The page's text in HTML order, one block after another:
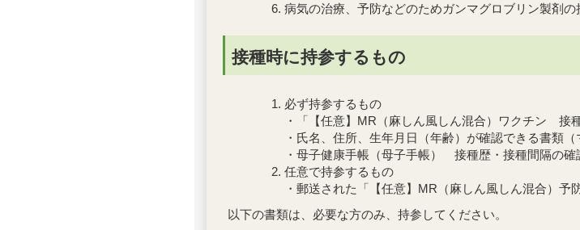
病気の治療、予防などのためガンマグロブリン製剤
接種時に持参するもの
必ず持参するもの
・「【任意】MR（麻しん風しん混合）ワクチン 接
・氏名、住所、生年月日（年齢）が確認できる書類（
・母子健康手帳（母子手帳） 接種歴・接種間隔の確
任意で持参するもの
・郵送された「【任意】MR（麻しん風しん混合）予
以下の書類は、必要な方のみ、持参してください。